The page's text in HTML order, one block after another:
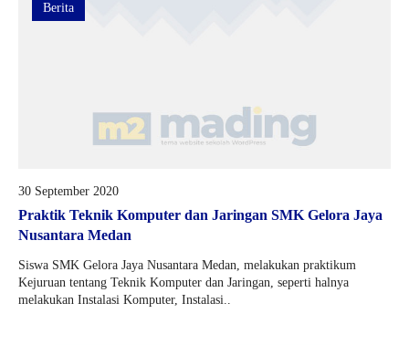
Berita
30 September 2020
Praktik Teknik Komputer dan Jaringan SMK Gelora Jaya
Nusantara Medan
Siswa SMK Gelora Jaya Nusantara Medan, melakukan praktikum
Kejuruan tentang Teknik Komputer dan Jaringan, seperti halnya
melakukan Instalasi Komputer, Instalasi..